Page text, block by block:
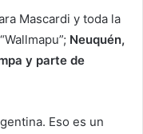
Mascardi y toda la
Neuquén,
y parte de
Eso es un